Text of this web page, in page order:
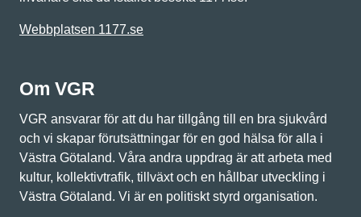
Webbplatsen 1177.se
Om VGR
VGR ansvarar för att du har tillgång till en bra sjukvård
och vi skapar förutsättningar för en god hälsa för alla i
Västra Götaland. Våra andra uppdrag är att arbeta med
kultur, kollektivtrafik, tillväxt och en hållbar utveckling i
Västra Götaland. Vi är en politiskt styrd organisation.